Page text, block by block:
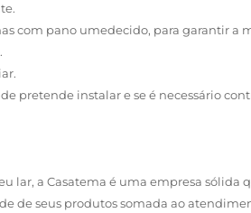
com pano umedecido, para garantir a
pretende instalar e se é necessário
lar, a Casatema é uma empresa sólida
de seus produtos somada ao